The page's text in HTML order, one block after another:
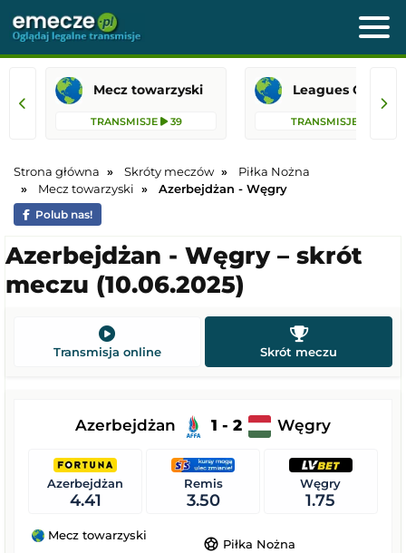
Mecz towarzyski
TRANSMISJE 39 TRANSMISJE
Strona główna Skróty meczów
Piłka Nożna
Mecz towarzyski
Azerbejdżan - Węgry
Polub nas!
Azerbejdżan - Węgry – skrót
meczu (10.06.2025)
Transmisja online Skrót meczu
Azerbejdżan 1 - 2 Węgry
Azerbejdżan
4.41
Remis
3.50
Węgry
1.75
Mecz towarzyski
sports_soccer Piłka Nożna